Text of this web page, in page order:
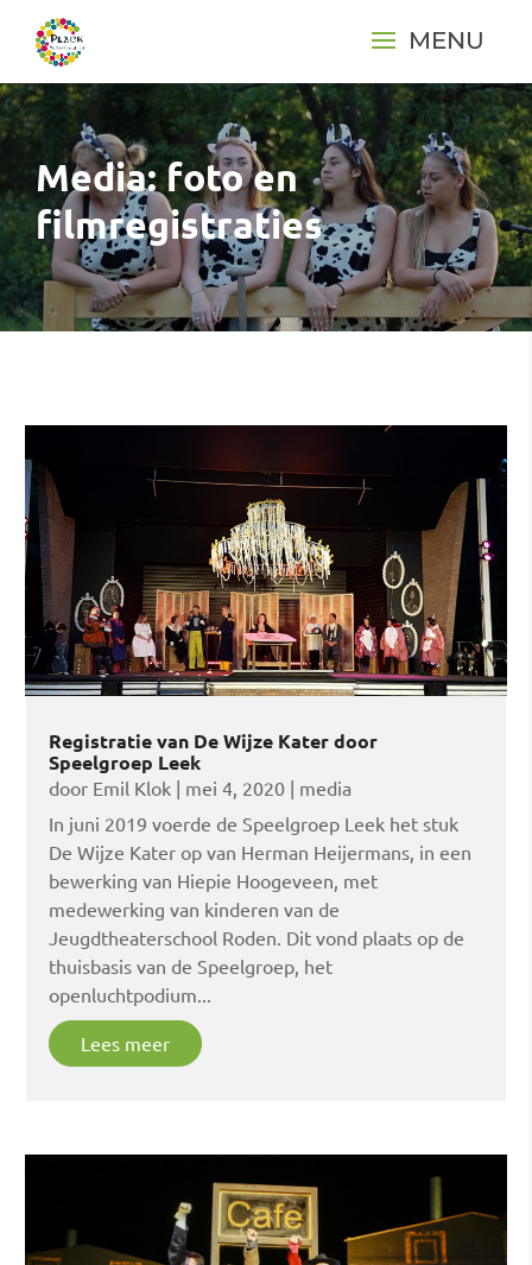
Media: foto en
filmregistraties
Registratie van De Wijze Kater door
Speelgroep Leek
door Emil Klok | mei 4, 2020 | media
In juni 2019 voerde de Speelgroep Leek het stuk
De Wijze Kater op van Herman Heijermans, in een
bewerking van Hiepie Hoogeveen, met
medewerking van kinderen van de
Jeugdtheaterschool Roden. Dit vond plaats op de
thuisbasis van de Speelgroep, het
openluchtpodium...
Lees meer